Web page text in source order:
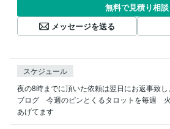
無料で見積り相談
メッセージを送る
スケジュール
夜の8時までに頂いた依頼は翌日にお返事致し
ブログ　今週のピンとくるタロットを毎週　